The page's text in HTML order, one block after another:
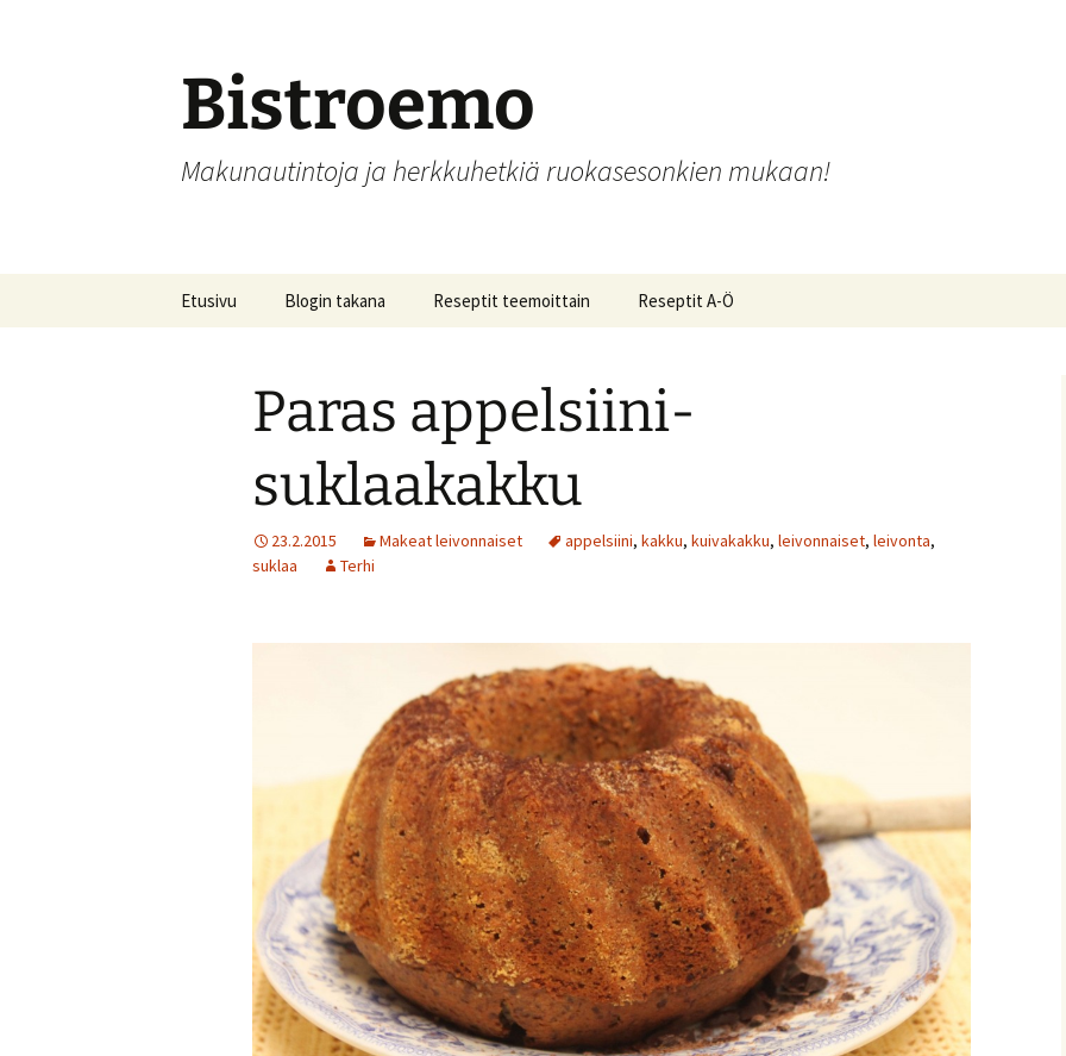
Bistroemo
Makunautintoja ja herkkuhetkiä ruokasesonkien mukaan!
Etusivu Blogin takana Reseptit teemoittain
Alkupalat
Hedelmät, hillot ja
säilöntä
Joulu
Juomia
Kalaruokia
Kasvisherkkuja
Keitot
Liharuokia
Lintu
Lisukkeet
Makeat leivonnaiset
Reseptit A-Ö
Paras appelsiini-
suklaakakku
23.2.2015 Makeat leivonnaiset appelsiini, kakku, kuivakakku, leivonnaiset, leivonta,
suklaa
Terhi